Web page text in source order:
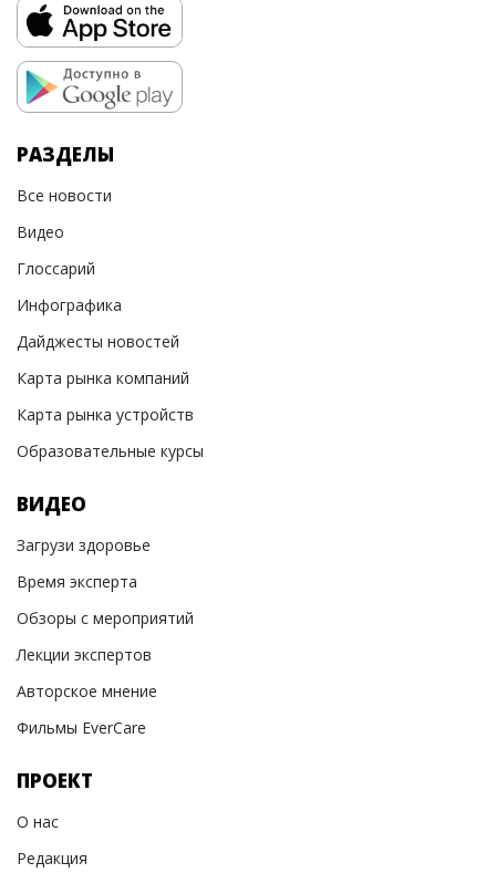
РАЗДЕЛЫ
Все новости
Видео
Глоссарий
Инфографика
Дайджесты новостей
Карта рынка компаний
Карта рынка устройств
Образовательные курсы
ВИДЕО
Загрузи здоровье
Время эксперта
Обзоры с мероприятий
Лекции экспертов
Авторское мнение
Фильмы EverCare
ПРОЕКТ
О нас
Редакция